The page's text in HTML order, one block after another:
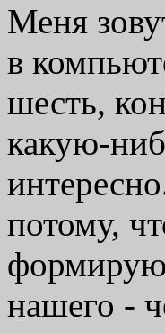
Меня
в
шесть,
какую-
потому,
нашего -